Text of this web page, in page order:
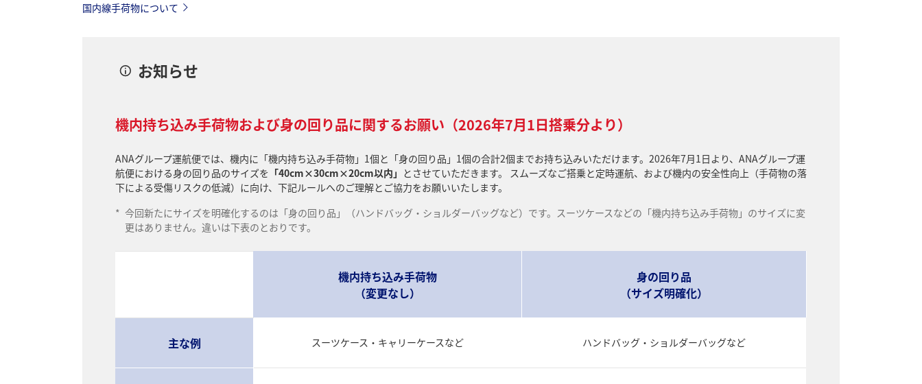
国内線手荷物について
お知らせ
機内持ち込み手荷物および身の回り品に関するお願い（2026年7月1日搭乗分より）
ANAグループ運航便では、機内に「機内持ち込み手荷物」1個と「身の回り品」1個の合計2個までお持ち込みいただけます。2026年7月1日より、ANAグループ運
航便における身の回り品のサイズを 「40cm×30cm×20cm以内」 とさせていただきます。 スムーズなご搭乗と定時運航、および機内の安全性向上（手荷物の落
下による受傷リスクの低減）に向け、下記ルールへのご理解とご協力をお願いいたします。
* 今回新たにサイズを明確化するのは「身の回り品」（ハンドバッグ・ショルダーバッグなど）です。スーツケースなどの「機内持ち込み手荷物」のサイズに変
更はありません。違いは下表のとおりです。
機内持ち込み手荷物
（変更なし）
身の回り品
（サイズ明確化）
主な例 スーツケース・キャリーケースなど ハンドバッグ・ショルダーバッグなど